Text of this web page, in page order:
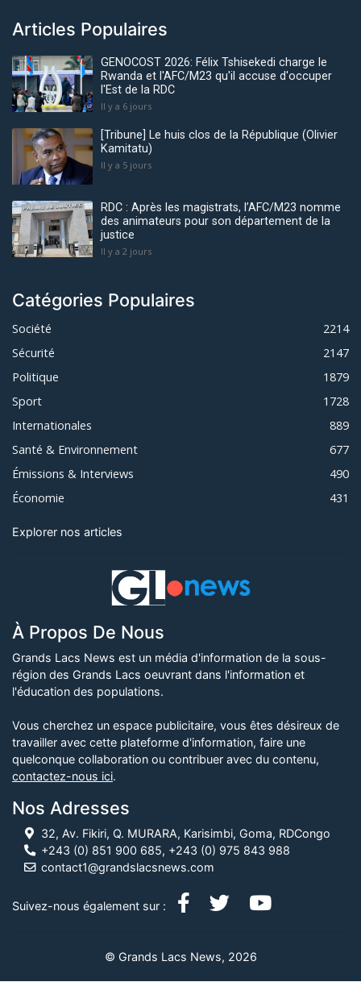
Articles Populaires
GENOCOST 2026: Félix Tshisekedi charge le
Rwanda et l'AFC/M23 qu'il accuse d'occuper
l'Est de la RDC
Il y a 6 jours
[Tribune] Le huis clos de la République (Olivier
Kamitatu)
Il y a 5 jours
RDC : Après les magistrats, l’AFC/M23 nomme
des animateurs pour son département de la
justice
Il y a 2 jours
Catégories Populaires
Société
2214
Sécurité
2147
Politique
1879
Sport
1728
Internationales
889
Santé & Environnement
677
Émissions & Interviews
490
Économie
431
Explorer nos articles
À Propos De Nous
Grands Lacs News est un média d'information de la sous-
région des Grands Lacs oeuvrant dans l'information et
l'éducation des populations.
Vous cherchez un espace publicitaire, vous êtes désireux de
travailler avec cette plateforme d'information, faire une
quelconque collaboration ou contribuer avec du contenu,
contactez-nous ici.
Nos Adresses
32, Av. Fikiri, Q. MURARA, Karisimbi, Goma, RDCongo
+243 (0) 851 900 685, +243 (0) 975 843 988
contact1@grandslacsnews.com
Suivez-nous également sur :
© Grands Lacs News, 2026